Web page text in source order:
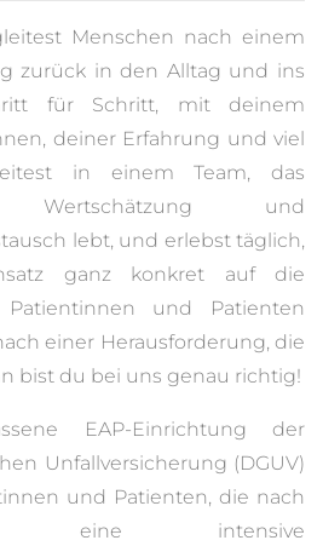
Menschen nach einem
zurück in den Alltag und ins
für Schritt, mit deinem
deiner Erfahrung und viel
in einem Team, das
Wertschätzung und
lebt, und erlebst täglich,
ganz konkret auf die
und Patienten
einer Herausforderung, die
bist du bei uns genau richtig!
EAP-Einrichtung der
Unfallversicherung (DGUV)
und Patienten, die nach
eine intensive